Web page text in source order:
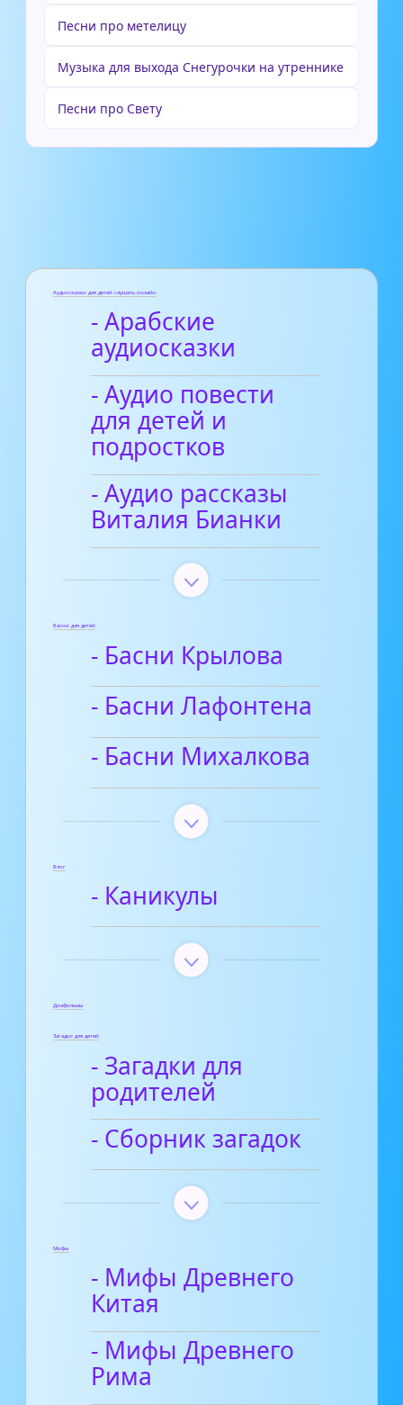
Песни про метелицу
Музыка для выхода Снегурочки на утреннике
Песни про Свету
Аудиосказки для детей слушать онлайн
- Арабские
аудиосказки
- Аудио повести
для детей и
подростков
- Аудио рассказы
Виталия Бианки
Басни для детей
- Басни Крылова
- Басни Лафонтена
- Басни Михалкова
Блог
- Каникулы
Диафильмы
Загадки для детей
- Загадки для
родителей
- Сборник загадок
Мифы
- Мифы Древнего
Китая
- Мифы Древнего
Рима